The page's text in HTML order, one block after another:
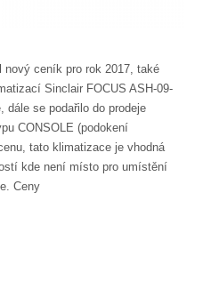
nový ceník pro rok 2017, také
Sinclair FOCUS ASH-09-
dále se podařilo do prodeje
CONSOLE (podokení
tato klimatizace je vhodná
kde není místo pro umístění
Ceny